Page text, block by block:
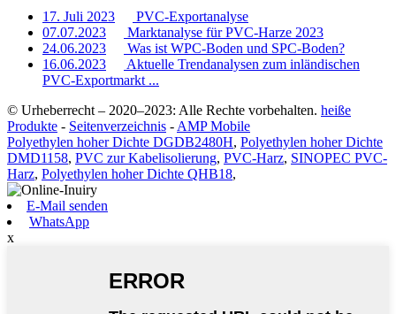
17. Juli 2023
PVC-Exportanalyse
07.07.2023
Marktanalyse für PVC-Harze 2023
24.06.2023
Was ist WPC-Boden und SPC-Boden?
16.06.2023
Aktuelle Trendanalysen zum inländischen
PVC-Exportmarkt ...
© Urheberrecht – 2020–2023: Alle Rechte vorbehalten. heiße
Produkte - Seitenverzeichnis - AMP Mobile
Polyethylen hoher Dichte DGDB2480H, Polyethylen hoher Dichte
DMD1158, PVC zur Kabelisolierung, PVC-Harz, SINOPEC PVC-
Harz, Polyethylen hoher Dichte QHB18,
E-Mail senden
WhatsApp
x